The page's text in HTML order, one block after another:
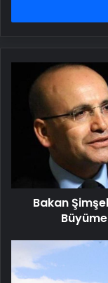
Şimşek'ten
'Terörsüz
mesajı:
Büyüme
potansiyelini
artıracaktır
Bakan
Malatya
semalarında